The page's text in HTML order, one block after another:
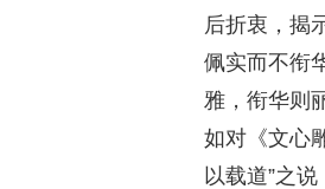
后折衷，揭
佩实而不衔
雅，衔华则
如对《文心
以载道”之